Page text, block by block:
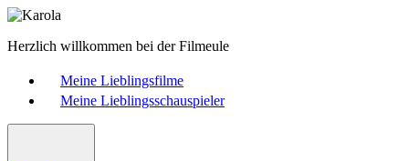
Herzlich willkommen bei der Filmeule
Meine Lieblingsfilme
Meine Lieblingsschauspieler